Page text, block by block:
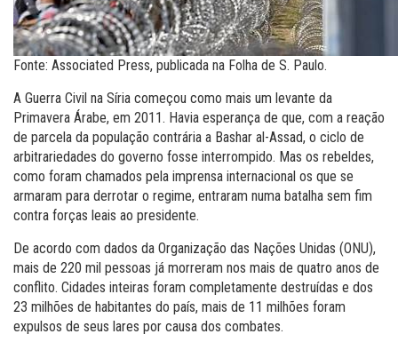
Fonte: Associated Press, publicada na Folha de S. Paulo.
A Guerra Civil na Síria começou como mais um levante da
Primavera Árabe, em 2011. Havia esperança de que, com a reação
de parcela da população contrária a Bashar al-Assad, o ciclo de
arbitrariedades do governo fosse interrompido. Mas os rebeldes,
como foram chamados pela imprensa internacional os que se
armaram para derrotar o regime, entraram numa batalha sem fim
contra forças leais ao presidente.
De acordo com dados da Organização das Nações Unidas (ONU),
mais de 220 mil pessoas já morreram nos mais de quatro anos de
conflito. Cidades inteiras foram completamente destruídas e dos
23 milhões de habitantes do país, mais de 11 milhões foram
expulsos de seus lares por causa dos combates.